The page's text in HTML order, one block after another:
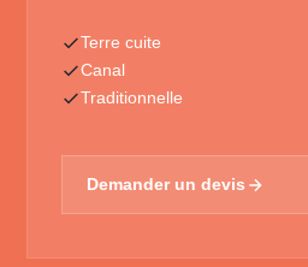
Terre cuite
Canal
Traditionnelle
Demander un devis